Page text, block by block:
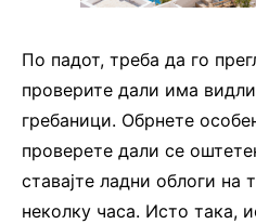
По падот, треба да го
проверите дали има
гребаници. Обрнете
проверете дали се
ставајте ладни облоги на
неколку часа. Исто така,